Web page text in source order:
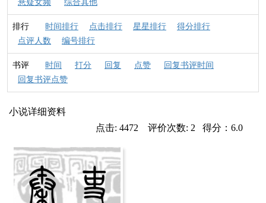
悬疑女频
综合其他
排行 时间排行 点击排行 星星排行
得分排行
点评人数
编号排行
书评 时间 打分 回复 点赞
回复书评时间
回复书评点赞
小说详细资料
点击: 4472 评价次数: 2 得分：6.0